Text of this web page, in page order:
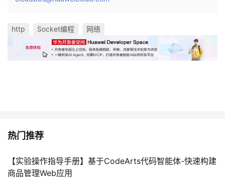
http Socket编程 网络
热门推荐
【实验操作指导手册】基于CodeArts代码智能体-快速构建
商品管理Web应用